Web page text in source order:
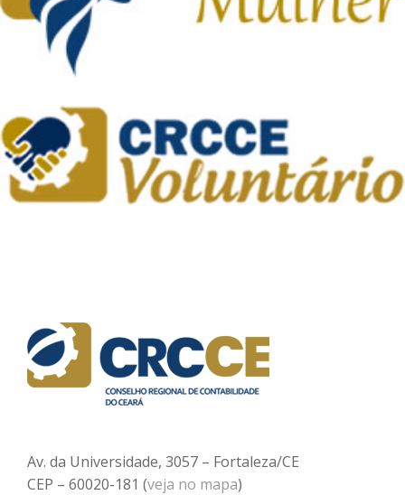
Av. da Universidade, 3057 – Fortaleza/CE
CEP – 60020-181 (veja no mapa)